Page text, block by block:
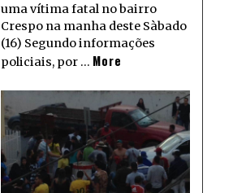
uma vítima fatal no bairro
Crespo na manha deste Sàbado
(16) Segundo informações
policiais, por … More